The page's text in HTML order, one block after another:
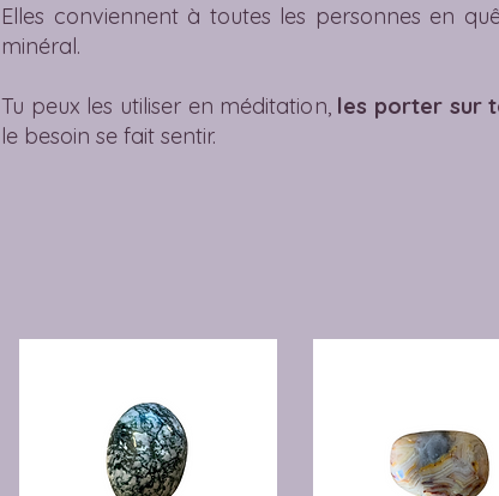
Elles conviennent à toutes les personnes en
minéral.
Tu peux les utiliser en méditation, les porter sur
le besoin se fait sentir.